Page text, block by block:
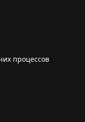
процессов